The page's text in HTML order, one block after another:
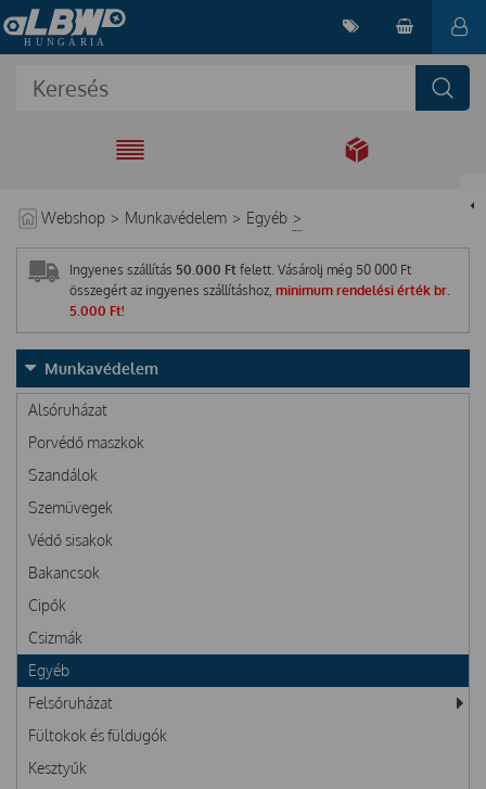
EGYÜTT A
Webshop > Munkavédelem > Egyéb >
Ingyenes szállítás 50.000 Ft felett. Vásárolj még 50 000 Ft
összegért az ingyenes szállításhoz, minimum rendelési érték br.
5.000 Ft!
Munkavédelem
Alsóruházat
Porvédő maszkok
Szandálok
Szemüvegek
Védő sisakok
Bakancsok
Cipők
Csizmák
Egyéb
Felsőruházat
Fültokok és füldugók
Kesztyűk